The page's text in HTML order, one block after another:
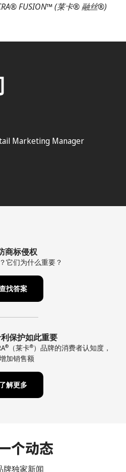
FUSION™(莱卡®融丝®)
Marketing Manager
商标侵权
它们为什么重要？
找答案
保护如此重要
® （莱卡®）品牌的消费者认知度，
加销售额
了解更多
个动态
牌独家新闻